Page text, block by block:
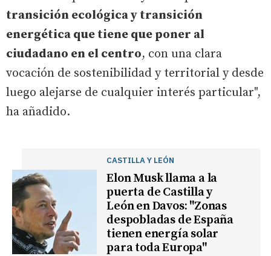
transición ecológica y transición
energética que tiene que poner al
ciudadano en el centro, con una clara
vocación de sostenibilidad y territorial y desde
luego alejarse de cualquier interés particular",
ha añadido.
CASTILLA Y LEÓN
Elon Musk llama a la
puerta de Castilla y
León en Davos: "Zonas
despobladas de España
tienen energía solar
para toda Europa"